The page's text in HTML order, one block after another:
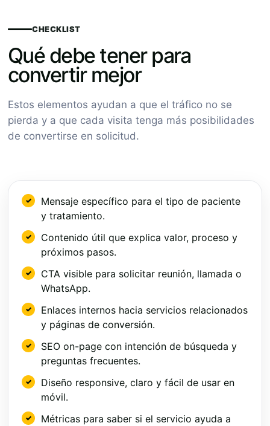
CHECKLIST
Qué debe tener para
convertir mejor
Estos elementos ayudan a que el tráfico no se
pierda y a que cada visita tenga más posibilidades
de convertirse en solicitud.
Mensaje específico para el tipo de paciente
y tratamiento.
Contenido útil que explica valor, proceso y
próximos pasos.
CTA visible para solicitar reunión, llamada o
WhatsApp.
Enlaces internos hacia servicios relacionados
y páginas de conversión.
SEO on-page con intención de búsqueda y
preguntas frecuentes.
Diseño responsive, claro y fácil de usar en
móvil.
Métricas para saber si el servicio ayuda a